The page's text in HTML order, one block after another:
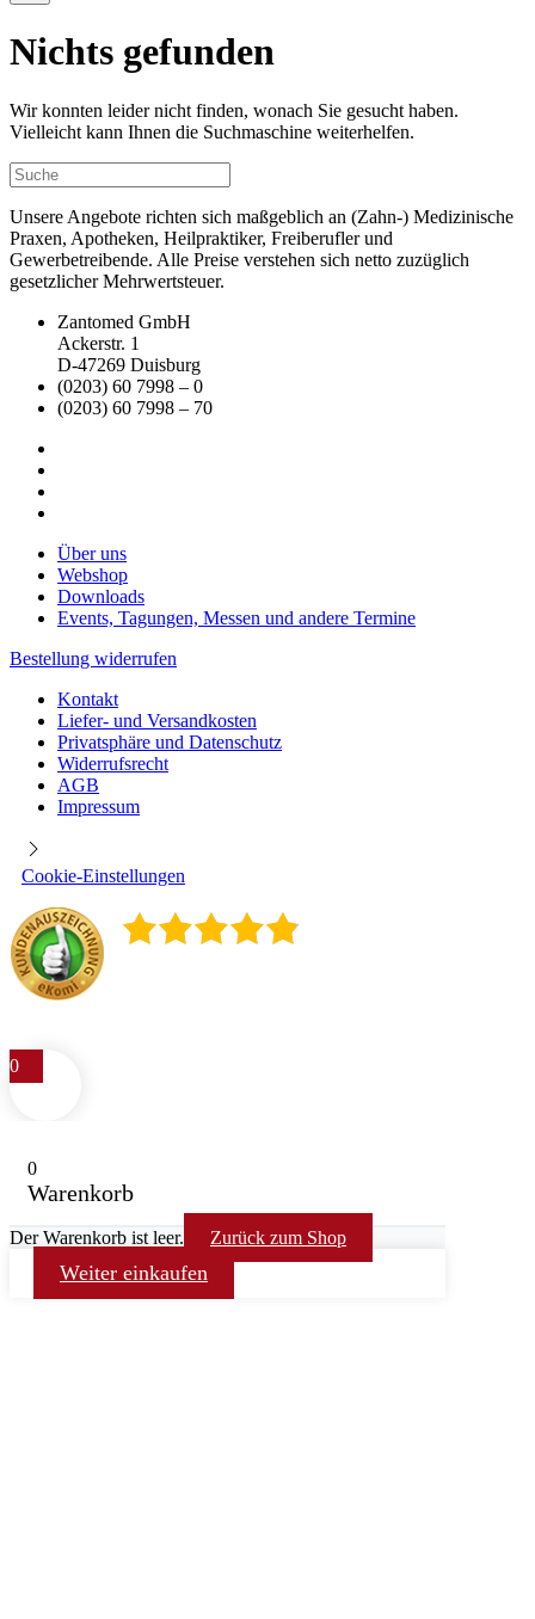
Nichts gefunden
Wir konnten leider nicht finden, wonach Sie gesucht haben.
Vielleicht kann Ihnen die Suchmaschine weiterhelfen.
Unsere Angebote richten sich maßgeblich an (Zahn-) Medizinische
Praxen, Apotheken, Heilpraktiker, Freiberufler und
Gewerbetreibende. Alle Preise verstehen sich netto zuzüglich
gesetzlicher Mehrwertsteuer.
Zantomed GmbH
Ackerstr. 1
D-47269 Duisburg
(0203) 60 7998 – 0
(0203) 60 7998 – 70
Über uns
Webshop
Downloads
Events, Tagungen, Messen und andere Termine
Bestellung widerrufen
Kontakt
Liefer- und Versandkosten
Privatsphäre und Datenschutz
Widerrufsrecht
AGB
Impressum
Cookie-Einstellungen
0
0
Warenkorb
Der Warenkorb ist leer. Zurück zum Shop
Weiter einkaufen